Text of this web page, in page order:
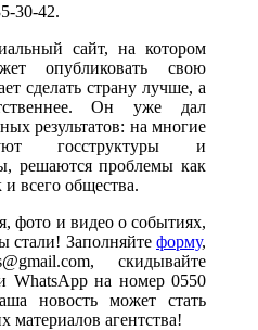
30-42.
сайт, на котором
опубликовать свою
сделать страну лучше, а
Он уже дал
результатов: на многие
госструктуры и
решаются проблемы как
всего общества.
фото и видео о событиях,
стали! Заполняйте форму,
скидывайте
WhatsApp на номер 0550
новость может стать
материалов агентства!